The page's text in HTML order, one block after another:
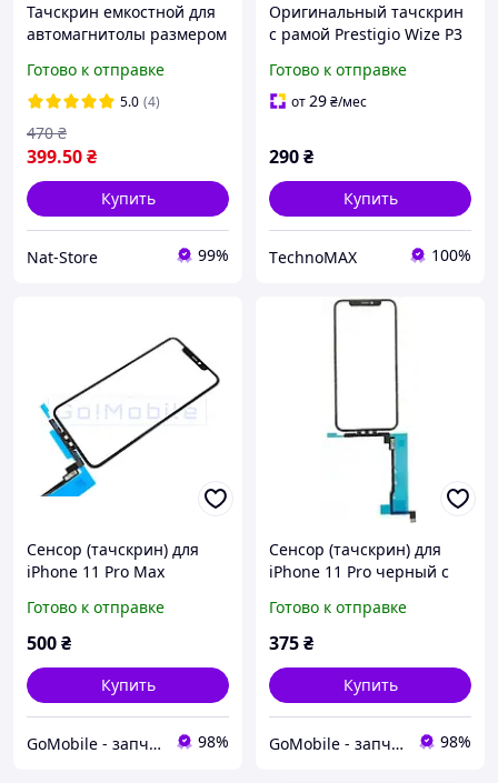
Тачскрин емкостной для
автомагнитолы размером
Готово к отправке
5.0 (4)
399.50₴
470 ₴
Купить
Nat-Store 99%
Оригинальный тачскрин
с рамой Prestigio Wize P3
Готово к отправке
от29₴/мес
290₴
Купить
ТechnoMAX 100%
Сенсор (тачскрин) для
iPhone 11 Pro Max
OCA оригинал (Китай)
Готово к отправке
500₴
Купить
GoMobile - запчасти для мобильных телефонов и планшетов. 98%
Сенсор (тачскрин) для
iPhone 11 Pro черный с
(Китай)
Готово к отправке
375₴
Купить
GoMobile - запчасти для мобильных телефонов и планшетов. 98%